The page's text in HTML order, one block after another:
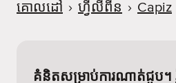
គោលដៅ › ហ្វីលីពីន › Capiz
គំនិតសម្រាប់ការណាត់ជួប។